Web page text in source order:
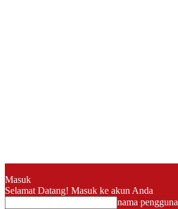
Masuk
Selamat Datang! Masuk ke akun Anda
nama pengguna